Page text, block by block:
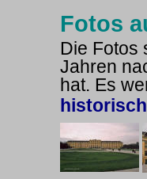
Fotos
Die Fotos
Jahren
hat. Es